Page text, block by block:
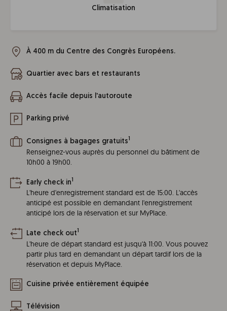
Climatisation
À 400 m du Centre des Congrès Européens.
Quartier avec bars et restaurants
Accès facile depuis l'autoroute
Parking privé
Consignes à bagages gratuits1
Renseignez-vous auprès du personnel du bâtiment de
10h00 à 19h00.
Early check in1
L'heure d'enregistrement standard est de 15:00. L'accès
anticipé est possible en demandant l'enregistrement
anticipé lors de la réservation et sur MyPlace.
Late check out1
L'heure de départ standard est jusqu'à 11:00. Vous pouvez
partir plus tard en demandant un départ tardif lors de la
réservation et depuis MyPlace.
Cuisine privée entièrement équipée
Télévision